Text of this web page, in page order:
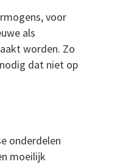
voor
als
worden. Zo
dat niet op
onderdelen
moeilijk